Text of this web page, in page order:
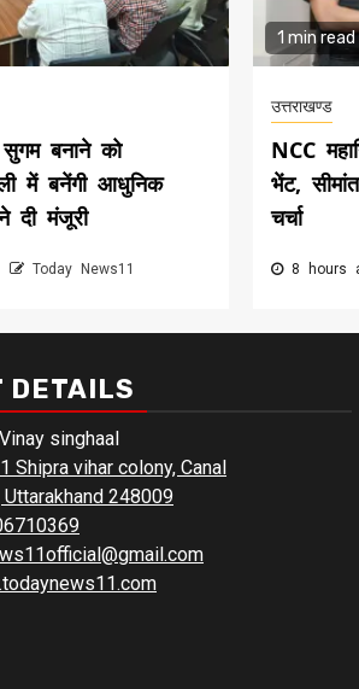
सुगम बनाने को
में बनेंगी आधुनिक
दी मंजूरी
Today News11
1 min read
उत्तराखण्ड
NCC
भेंट,
चर्चा
8 hours
DETAILS
singhaal
Shipra vihar colony, Canal
Uttarakhand 248009